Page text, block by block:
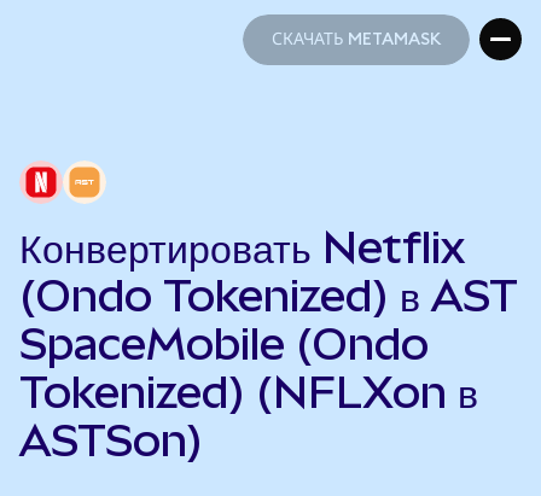
СКАЧАТЬ METAMASK
Конвертировать Netflix
(Ondo Tokenized) в AST
SpaceMobile (Ondo
Tokenized) (NFLXon в
ASTSon)